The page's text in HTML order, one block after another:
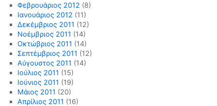
Φεβρουάριος 2012 (8)
Ιανουάριος 2012 (11)
Δεκέμβριος 2011 (12)
Νοέμβριος 2011 (14)
Οκτώβριος 2011 (14)
Σεπτέμβριος 2011 (12)
Αύγουστος 2011 (14)
Ιούλιος 2011 (15)
Ιούνιος 2011 (19)
Μάιος 2011 (20)
Απρίλιος 2011 (16)